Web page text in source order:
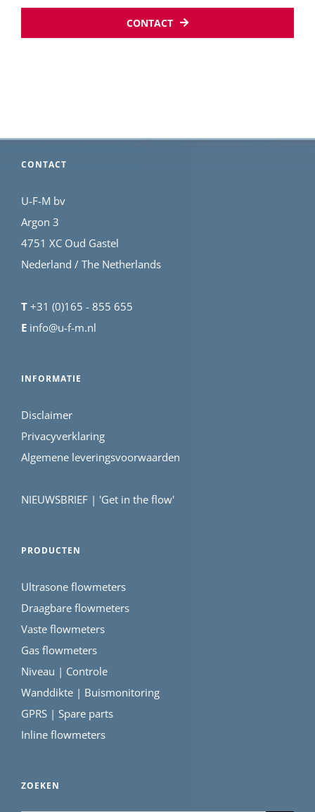
CONTACT
CONTACT
U-F-M bv
Argon 3
4751 XC Oud Gastel
Nederland / The Netherlands
T +31 (0)165 - 855 655
E info@u-f-m.nl
INFORMATIE
Disclaimer
Privacyverklaring
Algemene leveringsvoorwaarden
NIEUWSBRIEF | 'Get in the flow'
PRODUCTEN
Ultrasone flowmeters
Draagbare flowmeters
Vaste flowmeters
Gas flowmeters
Niveau | Controle
Wanddikte | Buismonitoring
GPRS | Spare parts
Inline flowmeters
ZOEKEN